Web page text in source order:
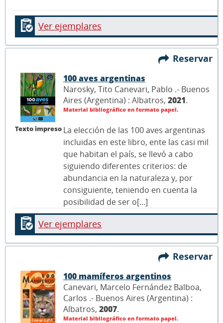
Ver ejemplares
Reservar
Texto impreso
100 aves argentinas
Narosky, Tito Canevari, Pablo .- Buenos
Aires (Argentina) : Albatros, 2021.
Material bibliográfico en formato papel.
La elección de las 100 aves argentinas
incluidas en este libro, ente las casi mil
que habitan el país, se llevó a cabo
siguiendo diferentes criterios: de
abundancia en la naturaleza y, por
consiguiente, teniendo en cuenta la
posibilidad de ser o[...]
Ver ejemplares
Reservar
100 mamíferos argentinos
Canevari, Marcelo Fernández Balboa,
Carlos .- Buenos Aires (Argentina) :
Albatros, 2007.
Material bibliográfico en formato papel.